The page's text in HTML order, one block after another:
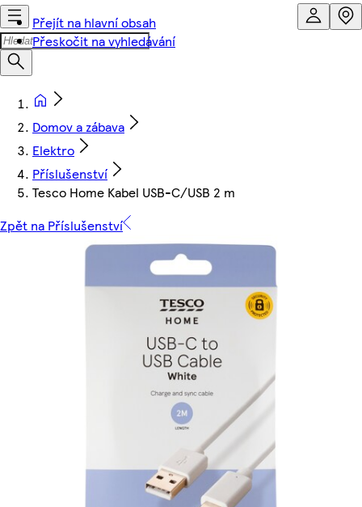
Přejít na hlavní obsah
Přeskočit na vyhledávání
Domov a zábava
Elektro
Příslušenství
Tesco Home Kabel USB-C/USB 2 m
Zpět na Příslušenství